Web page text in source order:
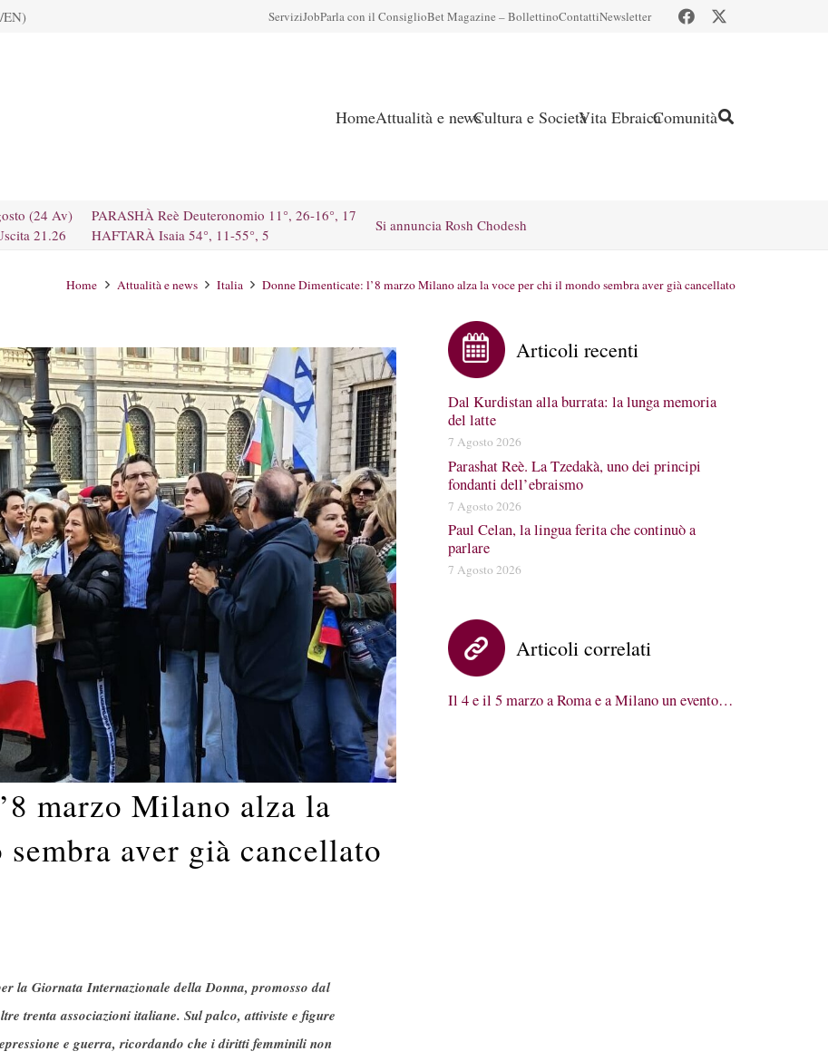
EN) ServiziJobParla con il ConsiglioBet Magazine – BollettinoContattiNewsletter
HomeAttualità e newsCultura e SocietàVita EbraicaComunità
(24 Av)
21.26
PARASHÀ Reè Deuteronomio 11°, 26-16°, 17
HAFTARÀ Isaia 54°, 11-55°, 5
Si annuncia Rosh Chodesh
Home Attualità e news Italia Donne Dimenticate: l’8 marzo Milano alza la voce per chi il mondo sembra aver già cancellato
marzo Milano alza la
aver già cancellato
la Giornata Internazionale della Donna, promosso dal
trenta associazioni italiane. Sul palco, attiviste e figure
e guerra, ricordando che i diritti femminili non
Articoli recenti
Dal Kurdistan alla burrata: la lunga memoria
del latte
7 Agosto 2026
Parashat Reè. La Tzedakà, uno dei principi
fondanti dell’ebraismo
7 Agosto 2026
Paul Celan, la lingua ferita che continuò a
parlare
7 Agosto 2026
Articoli correlati
Il 4 e il 5 marzo a Roma e a Milano un evento…